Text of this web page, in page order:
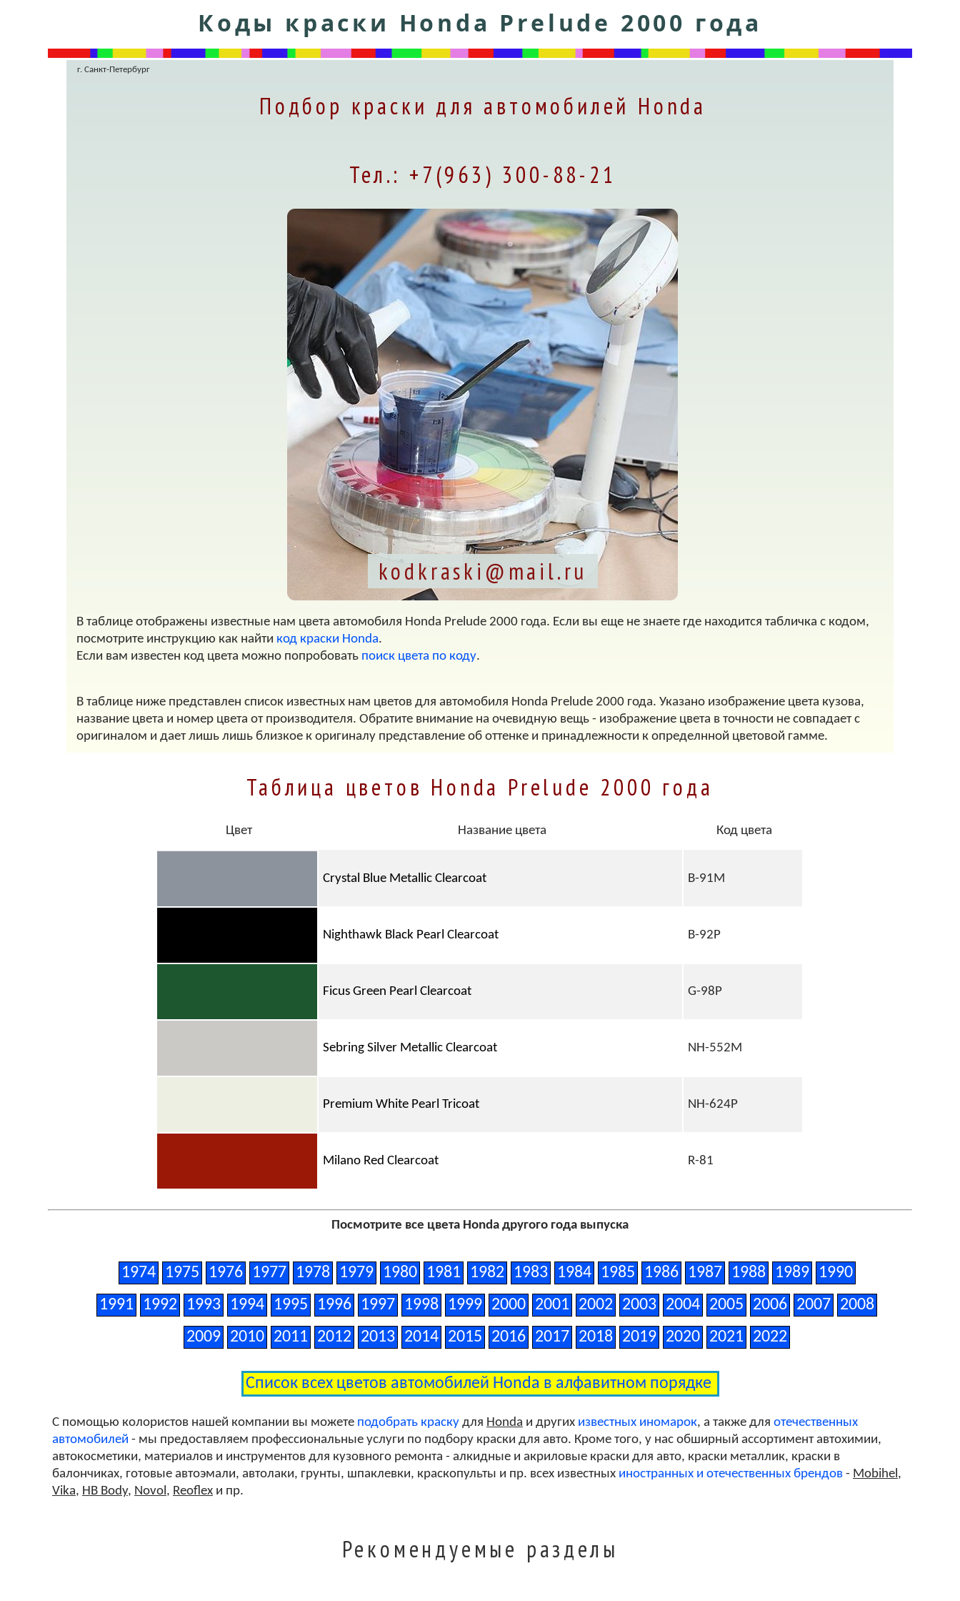
Коды краски Honda Prelude 2000 года
г. Санкт-Петербург
Подбор краски для автомобилей Honda
Тел.: +7(963) 300-88-21
kodkraski@mail.ru
В таблице отображены известные нам цвета автомобиля Honda Prelude 2000 года. Если вы еще не знаете где находится табличка с кодом,
посмотрите инструкцию как найти код краски Honda.
Если вам известен код цвета можно попробовать поиск цвета по коду.
В таблице ниже представлен список известных нам цветов для автомобиля Honda Prelude 2000 года. Указано изображение цвета кузова,
название цвета и номер цвета от производителя. Обратите внимание на очевидную вещь - изображение цвета в точности не совпадает с
оригиналом и дает лишь лишь близкое к оригиналу представление об оттенке и принадлежности к определнной цветовой гамме.
Таблица цветов Honda Prelude 2000 года
Цвет Название цвета Код цвета
Crystal Blue Metallic Clearcoat B-91M
Nighthawk Black Pearl Clearcoat B-92P
Ficus Green Pearl Clearcoat G-98P
Sebring Silver Metallic Clearcoat NH-552M
Premium White Pearl Tricoat NH-624P
Milano Red Clearcoat R-81
Посмотрите все цвета Honda другого года выпуска
1974 1975 1976 1977 1978 1979 1980 1981 1982 1983 1984 1985 1986 1987 1988 1989
1990
1991
1992 1993 1994 1995 1996 1997 1998 1999 2000 2001 2002 2003 2004 2005 2006 2007 2008
2009 2010 2011 2012 2013 2014 2015 2016 2017 2018 2019 2020 2021 2022
Список всех цветов автомобилей Honda в алфавитном порядке
С помощью колористов нашей компании вы можете подобрать краскудля Honda и других известных иномарок, а также для отечественных
автомобилей - мы предоставляем профессиональные услуги по подбору краски для авто. Кроме того, у нас обширный ассортимент автохимии,
автокосметики, материалов и инструментов для кузовного ремонта - алкидные и акриловые краски для авто, краски металлик, краски в
балончиках, готовые автоэмали, автолаки, грунты, шпаклевки, краскопульты и пр. всех известных иностранных и отечественных брендов- Mobihel,
Vika, HB Body, Novol, Reoflexи пр.
Рекомендуемые разделы